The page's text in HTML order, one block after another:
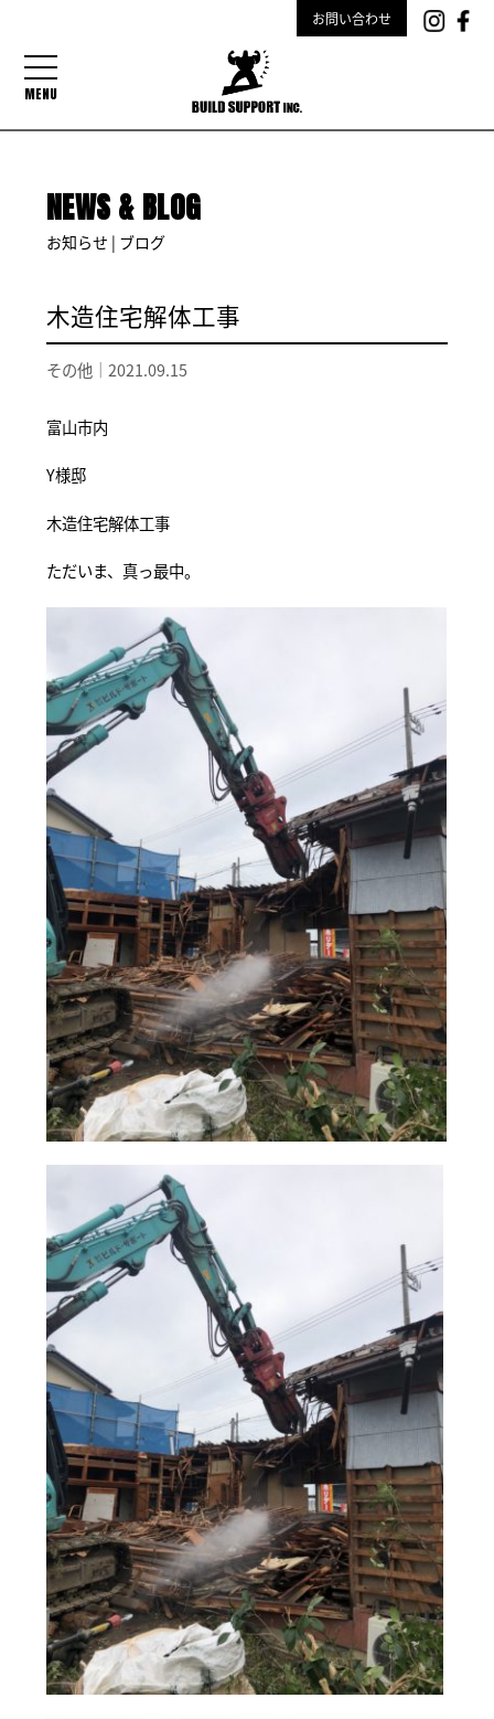
お問い合わせ
MENU
NEWS & BLOG
お知らせ | ブログ
木造住宅解体工事
その他｜ 2021.09.15
富山市内
Y様邸
木造住宅解体工事
ただいま、真っ最中。